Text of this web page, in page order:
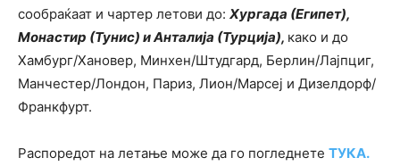
сообраќаат и чартер летови до: Хургада (Египет),
Монастир (Тунис) и Анталија (Турција), како и до
Хамбург/Хановер, Минхен/Штудгард, Берлин/Лајпциг,
Манчестер/Лондон, Париз, Лион/Марсеј и Дизелдорф/
Франкфурт.
Распоредот на летање може да го погледнете ТУКА.